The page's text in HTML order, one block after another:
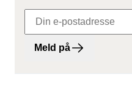
Meld på